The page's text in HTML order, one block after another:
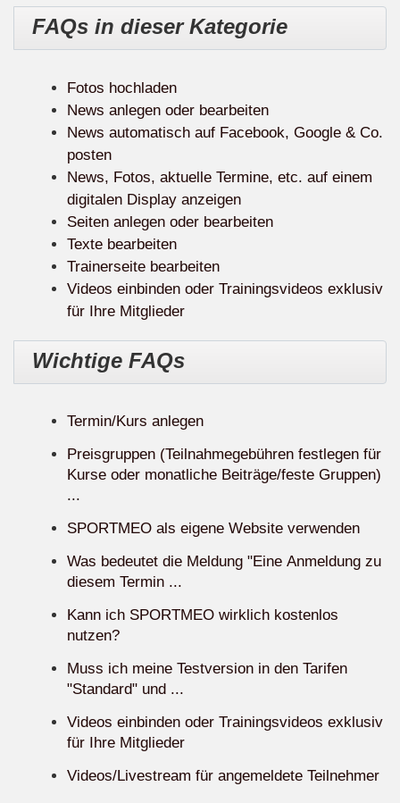
FAQs in dieser Kategorie
Fotos hochladen
News anlegen oder bearbeiten
News automatisch auf Facebook, Google & Co.
posten
News, Fotos, aktuelle Termine, etc. auf einem
digitalen Display anzeigen
Seiten anlegen oder bearbeiten
Texte bearbeiten
Trainerseite bearbeiten
Videos einbinden oder Trainingsvideos exklusiv
für Ihre Mitglieder
Wichtige FAQs
Termin/Kurs anlegen
Preisgruppen (Teilnahmegebühren festlegen für
Kurse oder monatliche Beiträge/feste Gruppen)
...
SPORTMEO als eigene Website verwenden
Was bedeutet die Meldung "Eine Anmeldung zu
diesem Termin ...
Kann ich SPORTMEO wirklich kostenlos
nutzen?
Muss ich meine Testversion in den Tarifen
"Standard" und ...
Videos einbinden oder Trainingsvideos exklusiv
für Ihre Mitglieder
Videos/Livestream für angemeldete Teilnehmer